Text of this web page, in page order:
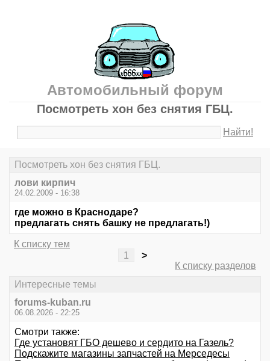
Автомобильный форум
Посмотреть хон без снятия ГБЦ.
Найти!
Посмотреть хон без снятия ГБЦ.
лови кирпич
24.02.2009 - 16:38
где можно в Краснодаре?
предлагать снять башку не предлагать!)
К списку тем
1
>
К списку разделов
Интересные темы
forums-kuban.ru
06.08.2026 - 22:25
Смотри также:
Где установят ГБО дешево и сердито на Газель?
Подскажите магазины запчастей на Мерседесы